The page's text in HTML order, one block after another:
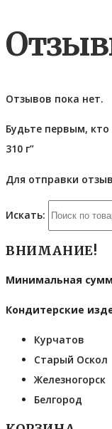
Отзывов пока нет.
Будьте первым,
310 г”
Для отправки
Искать:
ВНИМАНИЕ!
Минимальная
Кондитерские
Курчатов
Старый Оскол
Железногорск
Белгород